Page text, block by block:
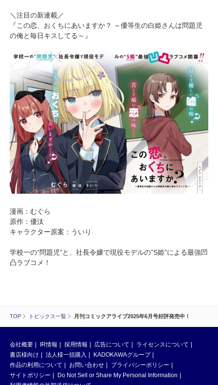
TOP トピックス一覧 月刊コミックアライブ2025年6月号好評発売中！
＼注目の新連載／
『この恋、おくちにあいますか？ ～優等生の白姫さんは問題児
の俺と毎日キスしてる～』
漫画：むぐら
原作：優汰
キャラクター原案：ういり
学校一の“問題児”と、社長令嬢で現役モデルの”S姫”による最強凹
凸ラブコメ！
会社概要 IR情報 採用情報 広告について
ライセンスについて
書店様向け
法人様一括購入
KADOKAWAグループ
作品の利用について
お問い合わせ
プライバシーポリシー
サイトポリシー
Do Not Sell or Share My Personal Information